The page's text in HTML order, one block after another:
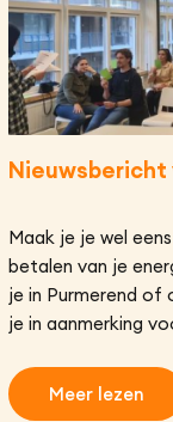
Nieuwsbericht
Maak je je wel
betalen van je
je in Purmerend of
je in aanmerking voor een
Energiebank regio
Meer lezen